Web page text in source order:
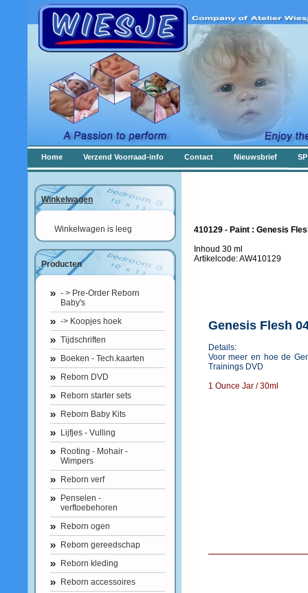
Home Verzend Voorraad-info Contact Nieuwsbrief
Winkelwagen
Winkelwagen is leeg
Producten
- > Pre-Order Reborn
Baby's
-> Koopjes hoek
Tijdschriften
Boeken - Tech.kaarten
Reborn DVD
Reborn starter sets
Reborn Baby Kits
Lijfjes - Vulling
Rooting - Mohair -
Wimpers
Reborn verf
Penselen -
verftoebehoren
Reborn ogen
Reborn gereedschap
Reborn kleding
Reborn accessoires
410129 - Paint : Genesis
Inhoud 30 ml
Artikelcode: AW410129
Genesis Flesh
Details:
Voor meer en hoe de
Trainings DVD
1 Ounce Jar / 30ml